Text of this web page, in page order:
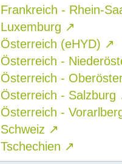
Frankreich - Rhein-
Luxemburg ↗
Österreich (eHYD) ↗
Österreich -
Österreich -
Österreich - Salzburg
Österreich -
Schweiz ↗
Tschechien ↗